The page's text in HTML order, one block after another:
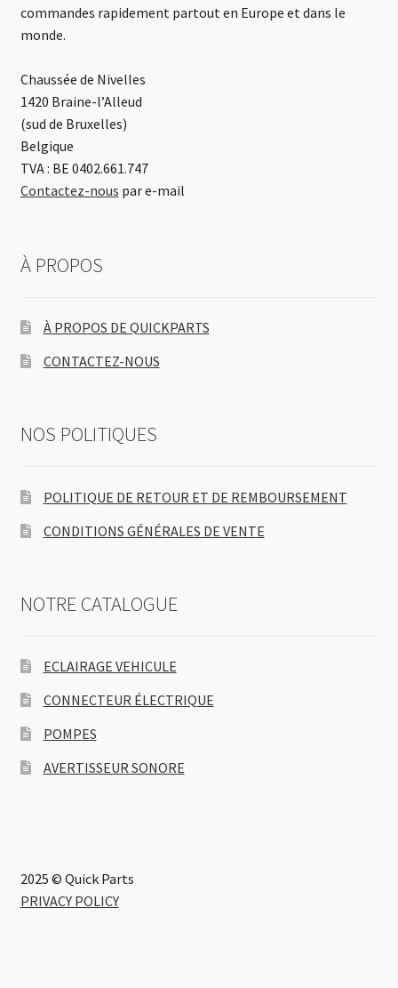
commandes rapidement partout en Europe et dans le
monde.
Chaussée de Nivelles
1420 Braine-l’Alleud
(sud de Bruxelles)
Belgique
TVA : BE 0402.661.747
Contactez-nous par e-mail
À PROPOS
À PROPOS DE QUICKPARTS
CONTACTEZ-NOUS
NOS POLITIQUES
POLITIQUE DE RETOUR ET DE REMBOURSEMENT
CONDITIONS GÉNÉRALES DE VENTE
NOTRE CATALOGUE
ECLAIRAGE VEHICULE
CONNECTEUR ÉLECTRIQUE
POMPES
AVERTISSEUR SONORE
2025 © Quick Parts
PRIVACY POLICY